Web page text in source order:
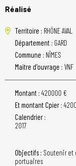
Réalisé
Territoire : RHÔNE AVAL
Département : GARD
Commune : NÎMES
Maitre d'ouvrage : VNF
Montant : 420000 €
Et montant Cpier :
Calendrier :
2017
Objectifs : Soutenir et
portuaires